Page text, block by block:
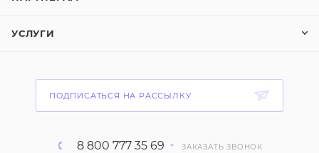
УСЛУГИ
ПОДПИСАТЬСЯ НА РАССЫЛКУ
8 800 777 35 69 ЗАКАЗАТЬ ЗВОНОК